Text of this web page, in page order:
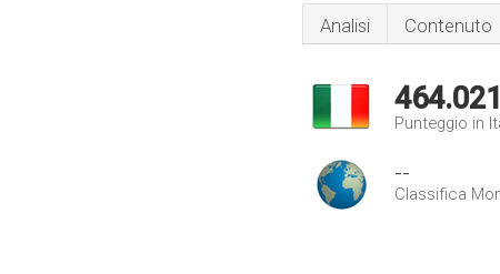
Analisi Contenuto
464.021
Punteggio in
--
Classifica